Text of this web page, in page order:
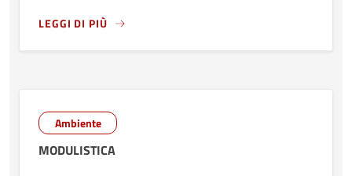
LEGGI DI PIÙ
LEGGI ANCORA RIGUARDO A: DEPOSITO PROGETTO
Ambiente
MODULISTICA